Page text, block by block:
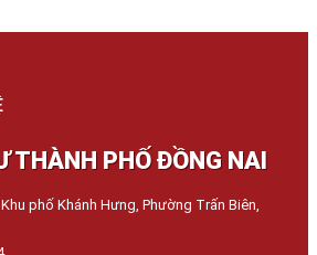
THÀNH PHỐ ĐỒNG NAI
phố Khánh Hưng, Phường Trấn Biên,